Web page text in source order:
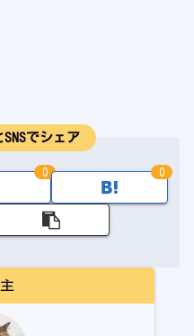
でシェア
0 0